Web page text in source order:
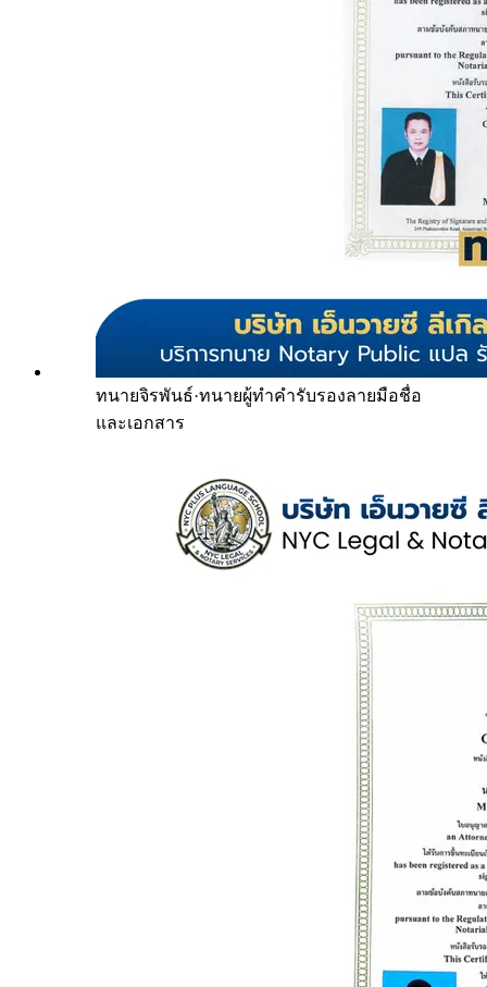
ทนายจิรพันธ์·ทนายผู้ทำคำรับรองลายมือชื่อ
และเอกสาร